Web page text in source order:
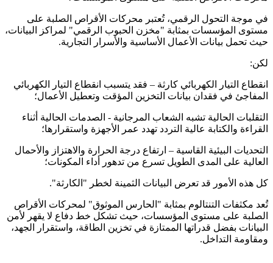
في موجة التحول الرقمي، تُعتبر محركات الأقراص الصلبة على
مستوى المؤسسات بمثابة "مخزن الحبوب الرقمي" لمراكز البيانات،
حيث تحمل بيانات الأعمال الأساسية والأسرار التجارية.
لكن:
انقطاع التيار الكهربائي كارثة – فقد يتسبب انقطاع التيار الكهربائي
المفاجئ في فقدان بيانات التخزين المؤقت وتعطيل الأعمال؛
التقلبات الحالية تشبه الشعاب المرجانية - الصدمات الحالية أثناء
القراءة والكتابة عالية التردد تهدد عمر الأجهزة واستقرارها؛
التحديات البيئية القاسية – ارتفاع درجة الحرارة والاهتزاز والأحمال
العالية على المدى الطويل تسرع من تدهور أداء المكونات؛
كل هذه الأمور قد تعرض البيانات الثمينة لخطر "الكارثة".
تُعد مكثفات التنتالوم بمثابة "الحارس الموثوق" لمحركات الأقراص
الصلبة على مستوى المؤسسات، حيث تشكل خط دفاع لا يقهر لأمن
البيانات بفضل قدراتها الممتازة في تخزين الطاقة، واستقرار الجهد،
ومقاومة التداخل.